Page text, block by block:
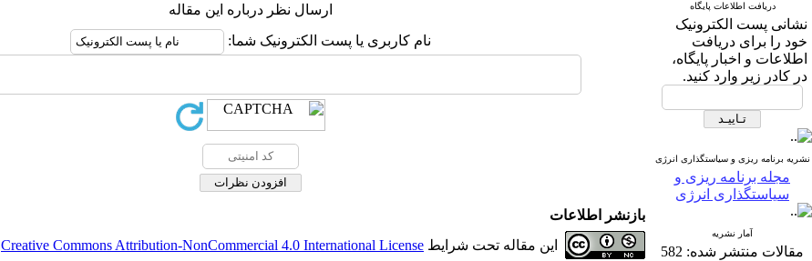
دریافت اطلاعات پایگاه
نشانی پست الکترونیک
خود را برای دریافت
اطلاعات و اخبار پایگاه،
در کادر زیر وارد کنید.
نشریه برنامه ریزی و سیاستگذاری انرژی
مجله برنامه ریزی و
سیاستگذاری انرژی
آمار نشریه
مقالات منتشر شده: 582
ارسال نظر درباره این مقاله
نام کاربری یا پست الکترونیک شما:
بازنشر اطلاعات
این مقاله تحت شرایط Creative Commons Attribution-NonCommercial 4.0 International License